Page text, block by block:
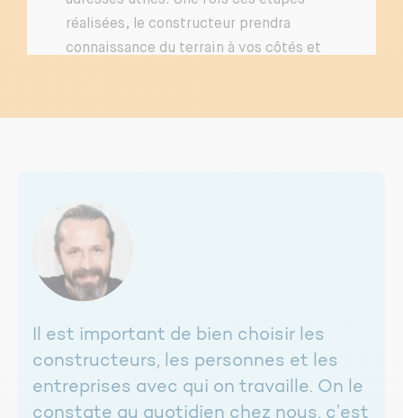
réalisées, le constructeur prendra
connaissance du terrain à vos côtés et
certification NF Habitat - NF Habitat HQE.
Il est important de bien choisir les
constructeurs, les personnes et les
entreprises avec qui on travaille. On le
constate au quotidien chez nous, c’est